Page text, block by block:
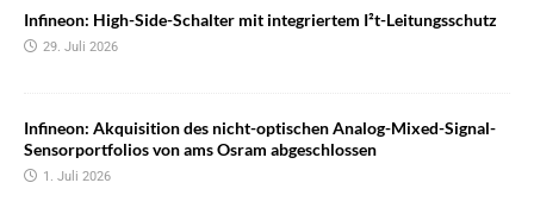
Infineon: High-Side-Schalter mit integriertem I²t-Leitungsschutz
29. Juli 2026
Infineon: Akquisition des nicht-optischen Analog-Mixed-Signal-
Sensorportfolios von ams Osram abgeschlossen
1. Juli 2026